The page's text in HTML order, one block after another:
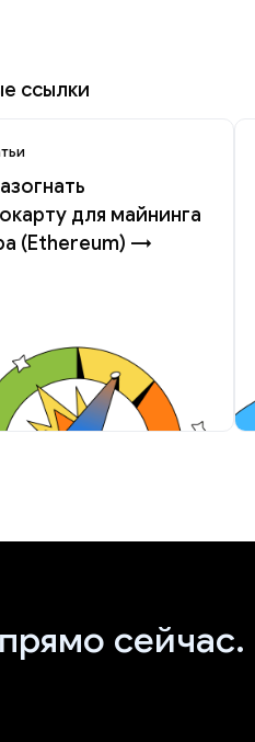
ссылки
для майнинга
(Ethereum) →
сейчас.